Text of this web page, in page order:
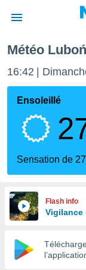
de
Météo Luboń
16:42
Ensoleillé
Sensation de
Flash info
Vigilance